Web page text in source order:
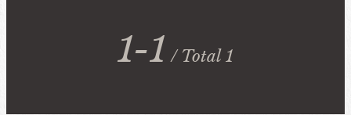
キシリウスカット
最高級品質ﾗｲﾝｽﾄｰﾝ
1-1 / Total 1